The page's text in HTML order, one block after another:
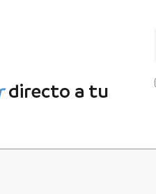
directo a tu